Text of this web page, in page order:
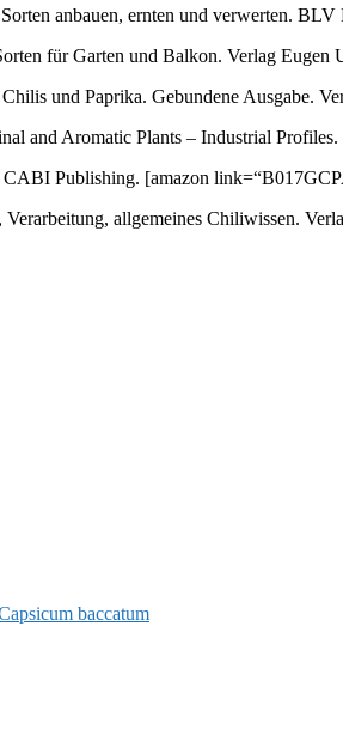
anbauen, ernten und verwerten. BLV
für Garten und Balkon. Verlag Eugen
und Paprika. Gebundene Ausgabe.
and Aromatic Plants – Industrial Profiles.
CABI Publishing. [amazon
allgemeines Chiliwissen.
baccatum